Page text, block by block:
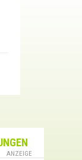
ANZEIGE